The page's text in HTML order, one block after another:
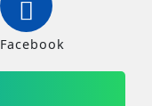
Facebook